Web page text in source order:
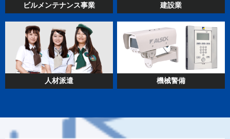
ビルメンテナンス事業 建設業
人材派遣 機械警備